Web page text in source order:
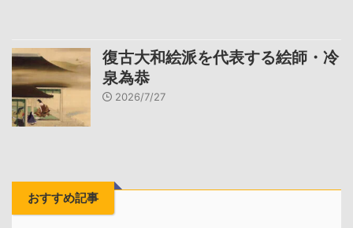
復古大和絵派を代表する絵師・冷
泉為恭
2026/7/27
おすすめ記事